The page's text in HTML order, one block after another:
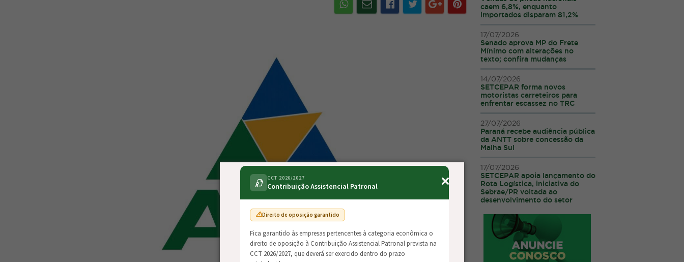
CCT 2026/2027
Contribuição Assistencial Patronal
Direito de oposição garantido
Fica garantido às empresas pertencentes à categoria econômica o
direito de oposição à Contribuição Assistencial Patronal prevista na
CCT 2026/2027, que deverá ser exercido dentro do prazo
caem 6,8%, enquanto
importados disparam 81,2%
17/07/2026
Senado aprova MP do Frete
Mínimo com alterações no
texto; confira mudanças
14/07/2026
SETCEPAR forma novos
motoristas carreteiros para
enfrentar escassez no TRC
27/07/2026
Paraná recebe audiência pública
da ANTT sobre concessão da
Malha Sul
17/07/2026
SETCEPAR apoia lançamento do
Rota Logística, iniciativa do
Sebrae/PR voltada ao
desenvolvimento do setor